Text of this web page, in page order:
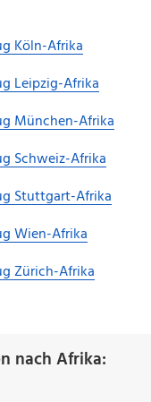
Köln-Afrika
Leipzig-Afrika
München-Afrika
Schweiz-Afrika
Stuttgart-Afrika
Wien-Afrika
Zürich-Afrika
nach Afrika: